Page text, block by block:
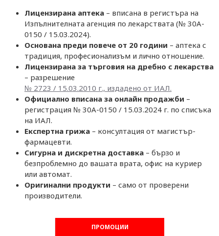
Лицензирана аптека – вписана в регистъра на
Изпълнителната агенция по лекарствата (№ 30A-
0150 / 15.03.2024).
Основана преди повече от 20 години – аптека с
традиция, професионализъм и лично отношение.
Лицензирана за търговия на дребно с лекарства
– разрешение
№ 2723 / 15.03.2010 г., издадено от ИАЛ.
Официално вписана за онлайн продажби –
регистрация № 30A-0150 / 15.03.2024 г. по списъка
на ИАЛ.
Експертна грижа – консултация от магистър-
фармацевти.
Сигурна и дискретна доставка – бързо и
безпроблемно до вашата врата, офис на куриер
или автомат.
Оригинални продукти – само от проверени
производители.
ПРОМОЦИИ